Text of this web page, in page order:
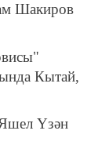
Шакиров
Кытай,
Үзән